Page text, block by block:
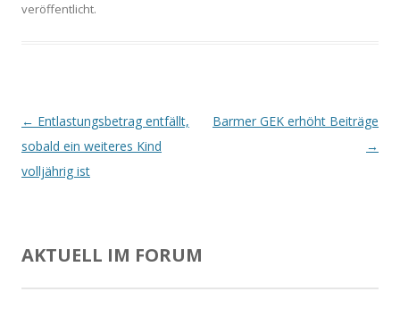
veröffentlicht.
Beitrags-
Navigation
← Entlastungsbetrag entfällt,
sobald ein weiteres Kind
volljährig ist
Barmer GEK erhöht Beiträge
→
AKTUELL IM FORUM